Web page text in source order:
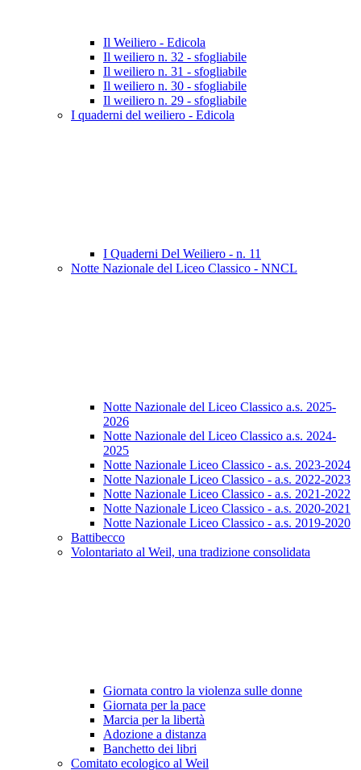
Il Weiliero - Edicola
Il weiliero n. 32 - sfogliabile
Il weiliero n. 31 - sfogliabile
Il weiliero n. 30 - sfogliabile
Il weiliero n. 29 - sfogliabile
I quaderni del weiliero - Edicola
I Quaderni Del Weiliero - n. 11
Notte Nazionale del Liceo Classico - NNCL
Notte Nazionale del Liceo Classico a.s. 2025-
2026
Notte Nazionale del Liceo Classico a.s. 2024-
2025
Notte Nazionale Liceo Classico - a.s. 2023-2024
Notte Nazionale Liceo Classico - a.s. 2022-2023
Notte Nazionale Liceo Classico - a.s. 2021-2022
Notte Nazionale Liceo Classico - a.s. 2020-2021
Notte Nazionale Liceo Classico - a.s. 2019-2020
Battibecco
Volontariato al Weil, una tradizione consolidata
Giornata contro la violenza sulle donne
Giornata per la pace
Marcia per la libertà
Adozione a distanza
Banchetto dei libri
Comitato ecologico al Weil